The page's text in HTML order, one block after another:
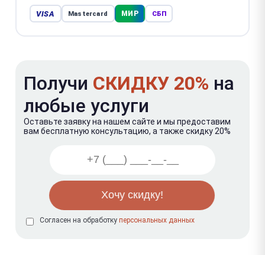
VISA Mastercard МИР СБП
Получи СКИДКУ 20% на
любые услуги
Оставьте заявку на нашем сайте и мы предоставим
вам бесплатную консультацию, а также скидку 20%
Согласен на обработку персональных данных